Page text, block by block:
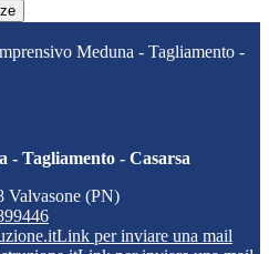
Meduna - Tagliamento -
- Tagliamento - Casarsa
Valvasone (PN)
Link per inviare una mail